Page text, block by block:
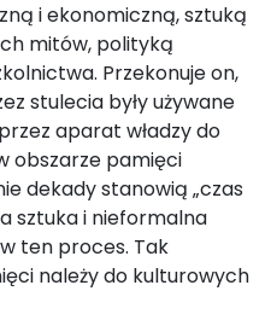
i ekonomiczną, sztuką
mitów, polityką
Przekonuje on,
stulecia były używane
aparat władzy do
obszarze pamięci
dekady stanowią „czas
sztuka i nieformalna
ten proces. Tak
należy do kulturowych